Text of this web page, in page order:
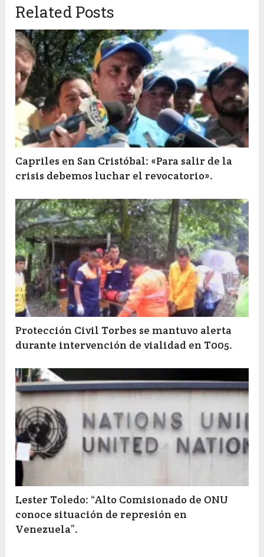
Related Posts
Capriles en San Cristóbal: «Para salir de la
crisis debemos luchar el revocatorio».
Protección Civil Torbes se mantuvo alerta
durante intervención de vialidad en T005.
Lester Toledo: “Alto Comisionado de ONU
conoce situación de represión en
Venezuela”.